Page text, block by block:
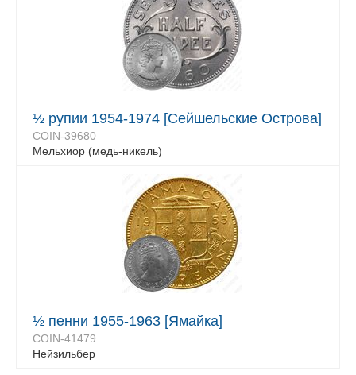
½ рупии 1954-1974 [Сейшельские Острова]
COIN-39680
Мельхиор (медь-никель)
½ пенни 1955-1963 [Ямайка]
COIN-41479
Нейзильбер